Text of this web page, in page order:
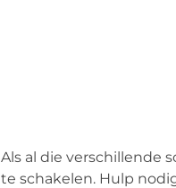
Als al die verschillende
te schakelen. Hulp